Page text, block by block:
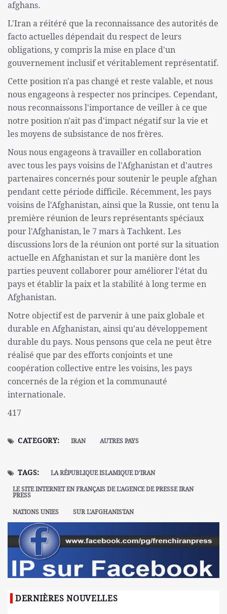
afghans.
L'Iran a réitéré que la reconnaissance des autorités de
facto actuelles dépendait du respect de leurs
obligations, y compris la mise en place d'un
gouvernement inclusif et véritablement représentatif.
Cette position n'a pas changé et reste valable, et nous
nous engageons à respecter nos principes. Cependant,
nous reconnaissons l'importance de veiller à ce que
notre position n'ait pas d'impact négatif sur la vie et
les moyens de subsistance de nos frères.
Nous nous engageons à travailler en collaboration
avec tous les pays voisins de l'Afghanistan et d'autres
partenaires concernés pour soutenir le peuple afghan
pendant cette période difficile. Récemment, les pays
voisins de l'Afghanistan, ainsi que la Russie, ont tenu la
première réunion de leurs représentants spéciaux
pour l'Afghanistan, le 7 mars à Tachkent. Les
discussions lors de la réunion ont porté sur la situation
actuelle en Afghanistan et sur la manière dont les
parties peuvent collaborer pour améliorer l'état du
pays et établir la paix et la stabilité à long terme en
Afghanistan.
Notre objectif est de parvenir à une paix globale et
durable en Afghanistan, ainsi qu'au développement
durable du pays. Nous pensons que cela ne peut être
réalisé que par des efforts conjoints et une
coopération collective entre les voisins, les pays
concernés de la région et la communauté
internationale.
417
CATEGORY: IRAN AUTRES PAYS
TAGS:
LA RÉPUBLIQUE ISLAMIQUE D'IRAN
LE SITE INTERNET EN FRANÇAIS DE L'AGENCE DE PRESSE IRAN
PRESS
NATIONS UNIES
SUR L'AFGHANISTAN
DERNIÈRES NOUVELLES